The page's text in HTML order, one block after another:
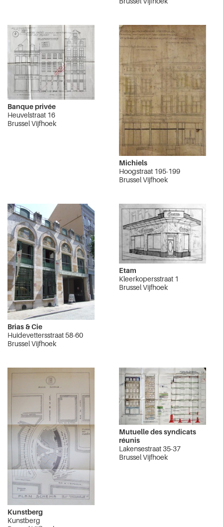
Banque privée
Heuvelstraat 16
Brussel Vijfhoek
Michiels
Hoogstraat 195-199
Brussel Vijfhoek
Brias & Cie
Huidevettersstraat 58-60
Brussel Vijfhoek
Etam
Kleerkopersstraat 1
Brussel Vijfhoek
Kunstberg
Kunstberg
Mutuelle des syndicats
réunis
Lakensestraat 35-37
Brussel Vijfhoek